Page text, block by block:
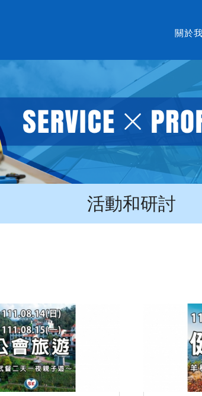
關於
活動和研討